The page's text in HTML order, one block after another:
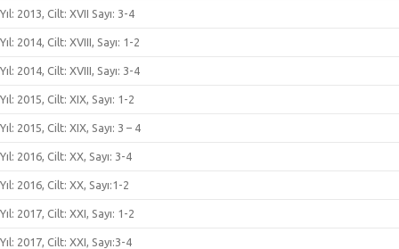
Yıl: 2013, Cilt: XVII Sayı: 3-4
Yıl: 2014, Cilt: XVIII, Sayı: 1-2
Yıl: 2014, Cilt: XVIII, Sayı: 3-4
Yıl: 2015, Cilt: XIX, Sayı: 1-2
Yıl: 2015, Cilt: XIX, Sayı: 3 – 4
Yıl: 2016, Cilt: XX, Sayı: 3-4
Yıl: 2016, Cilt: XX, Sayı:1-2
Yıl: 2017, Cilt: XXI, Sayı: 1-2
Yıl: 2017, Cilt: XXI, Sayı:3-4